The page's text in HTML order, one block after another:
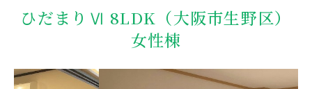
ひだまりⅥ 8LDK（大阪市生野区）
女性棟